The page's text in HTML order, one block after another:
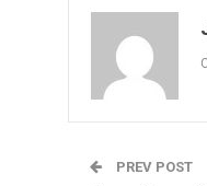
PREV POST